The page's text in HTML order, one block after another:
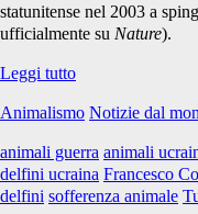
statunitense nel 2003 a
ufficialmente su Nature).
Leggi tuttoAnche
Animali
la
guerra
#
Animalismo Notizie dal
animali guerra animali
delfini ucraina Francesco
delfini sofferenza animale